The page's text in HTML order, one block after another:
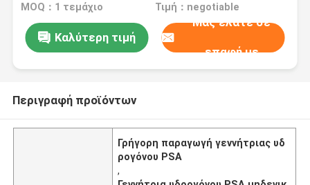
MOQ：1 τεμάχιο Τιμή：negotiable
Καλύτερη τιμή
Μας ελάτε σε
επαφή με
Περιγραφή προϊόντων
Γρήγορη παραγωγή γεννήτριας υδ
ρογόνου PSA
,